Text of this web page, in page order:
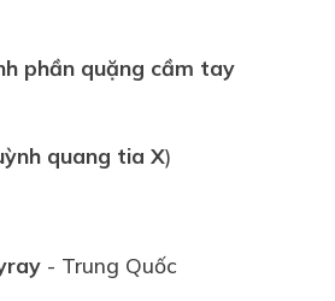
phần quặng cầm tay
quang tia X)
- Trung Quốc